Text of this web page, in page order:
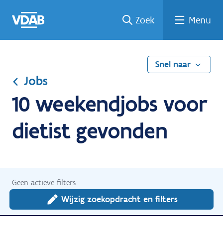
naar
een
een
job
naar
Zoek Menu
Snel naar
Jobs
10 weekendjobs voor
dietist gevonden
Geen actieve filters
Wijzig zoekopdracht en filters